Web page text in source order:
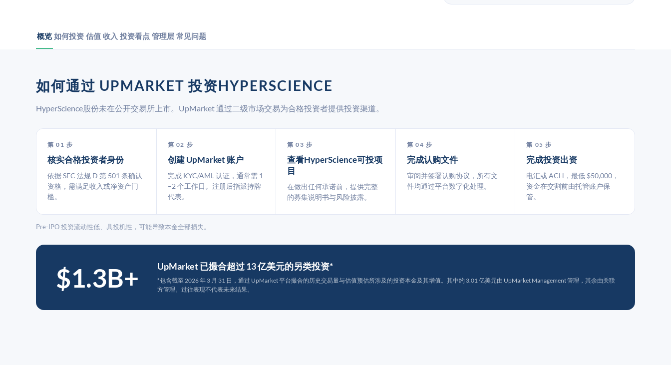
概览 如何投资 估值 收入 投资看点 管理层 常见问题
如何通过 UPMARKET 投资HYPERSCIENCE
HyperScience股份未在公开交易所上市。UpMarket 通过二级市场交易为合格投资者提供投资渠道。
第 01 步
核实合格投资者身份
依据 SEC 法规 D 第 501 条确认
资格，需满足收入或净资产门
槛。
第 02 步
创建 UpMarket 账户
完成 KYC/AML 认证，通常需 1
–2 个工作日。注册后指派持牌
代表。
第 03 步
查看HyperScience可投项
目
在做出任何承诺前，提供完整
的募集说明书与风险披露。
第 04 步
完成认购文件
审阅并签署认购协议，所有文
件均通过平台数字化处理。
第 05 步
完成投资出资
电汇或 ACH，最低 $50,000，
资金在交割前由托管账户保
管。
Pre-IPO 投资流动性低、具投机性，可能导致本金全部损失。
$1.3B+ UpMarket 已撮合超过 13 亿美元的另类投资*
*包含截至 2026 年 3 月 31 日，通过 UpMarket 平台撮合的历史交易量与估值预估所涉及的投资本金及其增值。其中约 3.01 亿美元由 UpMarket Management 管理，其余由关联
方管理。过往表现不代表未来结果。